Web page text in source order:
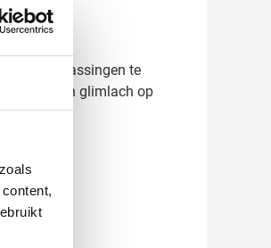
voor verrassingen te
voor een glimlach op